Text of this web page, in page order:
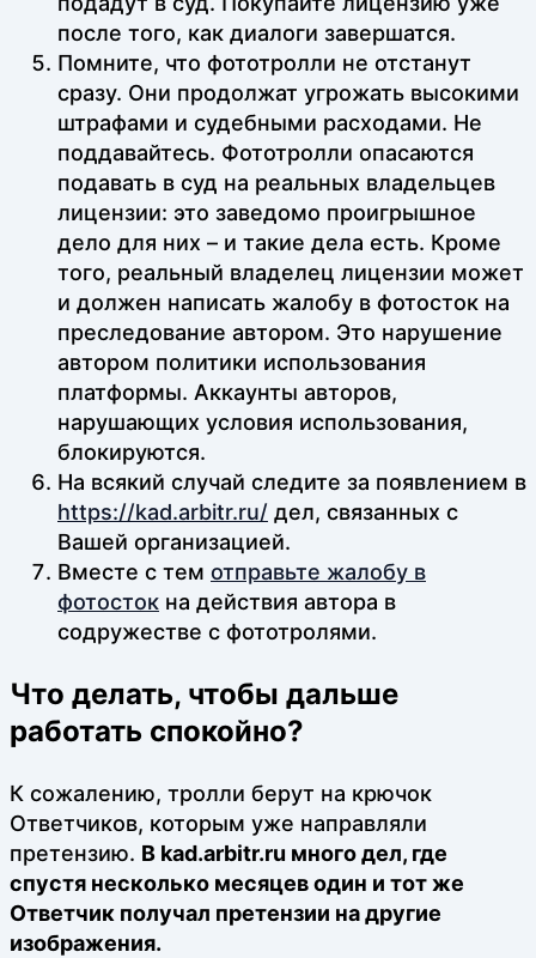
после того, как диалоги завершатся.
Помните, что фототролли не отстанут
сразу. Они продолжат угрожать высокими
штрафами и судебными расходами. Не
поддавайтесь. Фототролли опасаются
подавать в суд на реальных владельцев
лицензии: это заведомо проигрышное
дело для них – и такие дела есть. Кроме
того, реальный владелец лицензии может
и должен написать жалобу в фотосток на
преследование автором. Это нарушение
автором политики использования
платформы. Аккаунты авторов,
нарушающих условия использования,
блокируются.
На всякий случай следите за появлением в
https://kad.arbitr.ru/ дел, связанных с
Вашей организацией.
Вместе с тем отправьте жалобу в
фотосток на действия автора в
содружестве с фототролями.
Что делать, чтобы дальше
работать спокойно?
К сожалению, тролли берут на крючок
Ответчиков, которым уже направляли
претензию. В kad.arbitr.ru много дел, где
спустя несколько месяцев один и тот же
Ответчик получал претензии на другие
изображения.